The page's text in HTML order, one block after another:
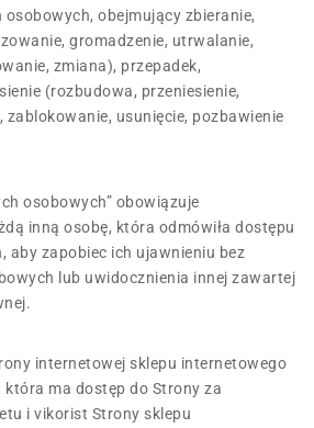
obejmujący zbieranie,
gromadzenie, utrwalanie,
zmiana), przepadek,
(rozbudowa, przeniesienie,
usunięcie, pozbawienie
osobowych” obowiązuje
inną osobę, która odmówiła dostępu
aby zapobiec ich ujawnieniu bez
lub uwidocznienia innej zawartej
internetowej sklepu internetowego
która ma dostęp do Strony za
i vikorist Strony sklepu